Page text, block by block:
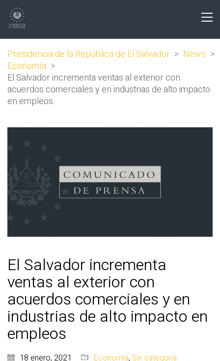
Presidencia de la República de El Salvador > News >
Economía >
El Salvador incrementa ventas al exterior con
acuerdos comerciales y en industrias de alto impacto
en empleos
El Salvador incrementa
ventas al exterior con
acuerdos comerciales y en
industrias de alto impacto en
empleos
18 enero, 2021 Economía, Sin categoría